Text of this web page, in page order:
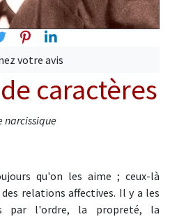
TwitterPinterest
Linkedin
votre avis
caractères
narcissique
qu'on les aime ; ceux-là
relations affectives. Il y a les
par l'ordre, la propreté, la